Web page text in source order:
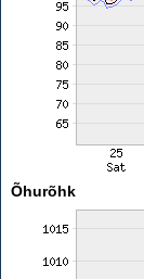
Õhurõhk